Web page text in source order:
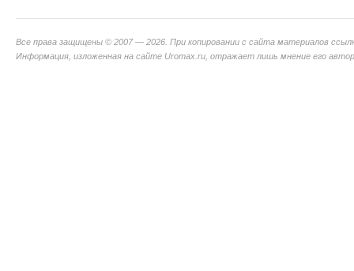
Все права защищены © 2007 — 2026. При копировании с сайта материалов
Информация, изложенная на сайте Uromax.ru, отражает лишь мнение его